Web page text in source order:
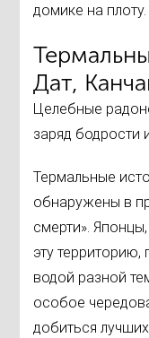
домике на плоту.
Дат,
Целебные
заряд бодрости
Термальные
обнаружены в
смерти».
эту
водой разной
особое
добиться